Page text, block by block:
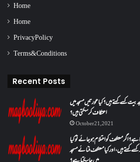
Home
Home
Privacy Policy
Terms & Conditions
Recent Posts
کسے کہتے ہیں؟کیا عورتیں مسجد میں
اعتکاف کر سکتی ہیں؟
October 21, 2021
اگر معتکف کو احتلام ہو جائے تو کیا
ہیں ، اور کیا معتکف فنائے مسجد